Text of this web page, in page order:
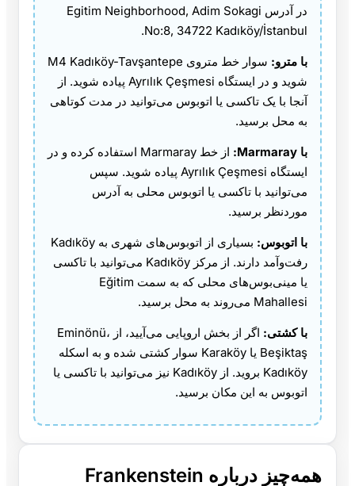
در آدرس Egitim Neighborhood, Adim Sokagi
No:8, 34722 Kadıköy/İstanbul.
با مترو:
سوار خط متروی M4 Kadıköy-Tavşantepe
شوید و در ایستگاه Ayrılık Çeşmesi پیاده شوید. از
آنجا با یک تاکسی یا اتوبوس می‌توانید در مدت کوتاهی
به محل برسید.
با Marmaray:
از خط Marmaray استفاده کرده و در
ایستگاه Ayrılık Çeşmesi پیاده شوید. سپس
می‌توانید با تاکسی یا اتوبوس محلی به آدرس
موردنظر برسید.
با اتوبوس:
بسیاری از اتوبوس‌های شهری به Kadıköy
رفت‌وآمد دارند. از مرکز Kadıköy می‌توانید با تاکسی
یا مینی‌بوس‌های محلی که به سمت Eğitim
Mahallesi می‌روند به محل برسید.
با کشتی:
اگر از بخش اروپایی می‌آیید، از Eminönü،
Beşiktaş یا Karaköy سوار کشتی شده و به اسکله
Kadıköy بروید. از Kadıköy نیز می‌توانید با تاکسی یا
اتوبوس به این مکان برسید.
همه‌چیز درباره Frankenstein